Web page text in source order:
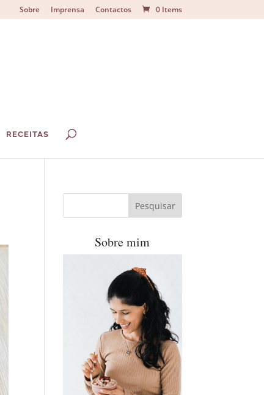
Sobre Imprensa Contactos 0 Items
RECEITAS
Sobre mim